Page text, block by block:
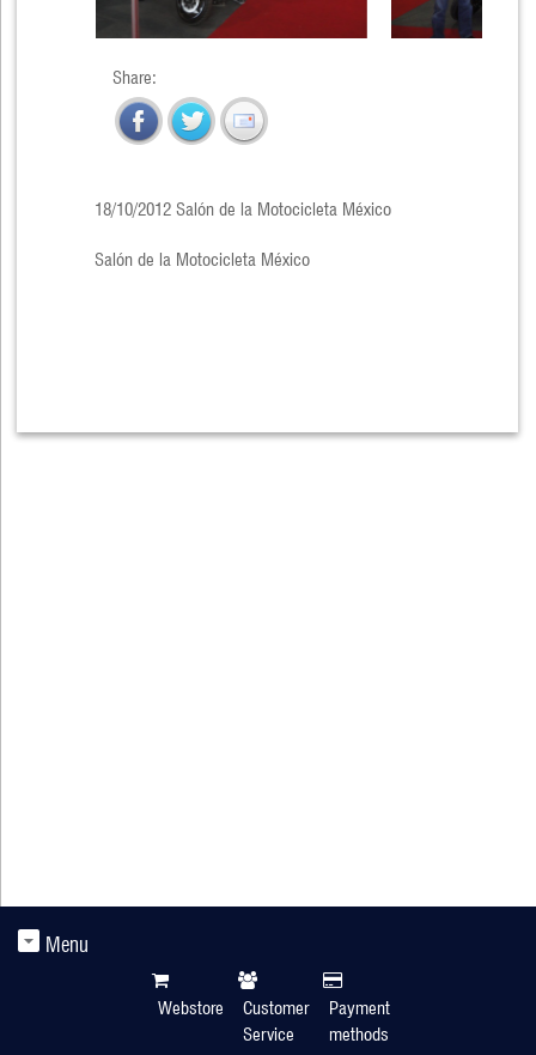
Share:
18/10/2012 Salón de la Motocicleta México
Salón de la Motocicleta México
Menu
Webstore Customer
Service
Payment
methods